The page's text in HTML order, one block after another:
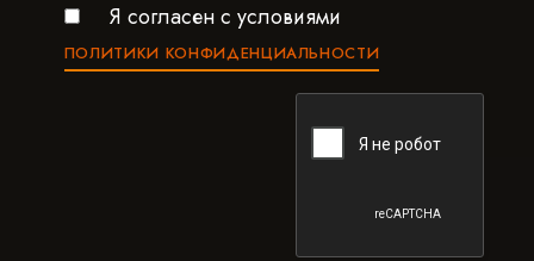
Я согласен c условиями
ПОЛИТИКИ КОНФИДЕНЦИАЛЬНОСТИ